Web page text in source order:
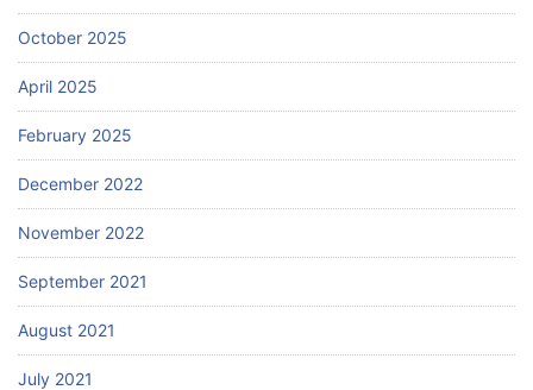
October 2025
April 2025
February 2025
December 2022
November 2022
September 2021
August 2021
July 2021